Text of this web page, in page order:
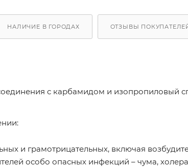
НАЛИЧИЕ В ГОРОДАХ ОТЗЫВЫ
с карбамидом и изопропиловый
и грамотрицательных, включая
особо опасных инфекций – чума,